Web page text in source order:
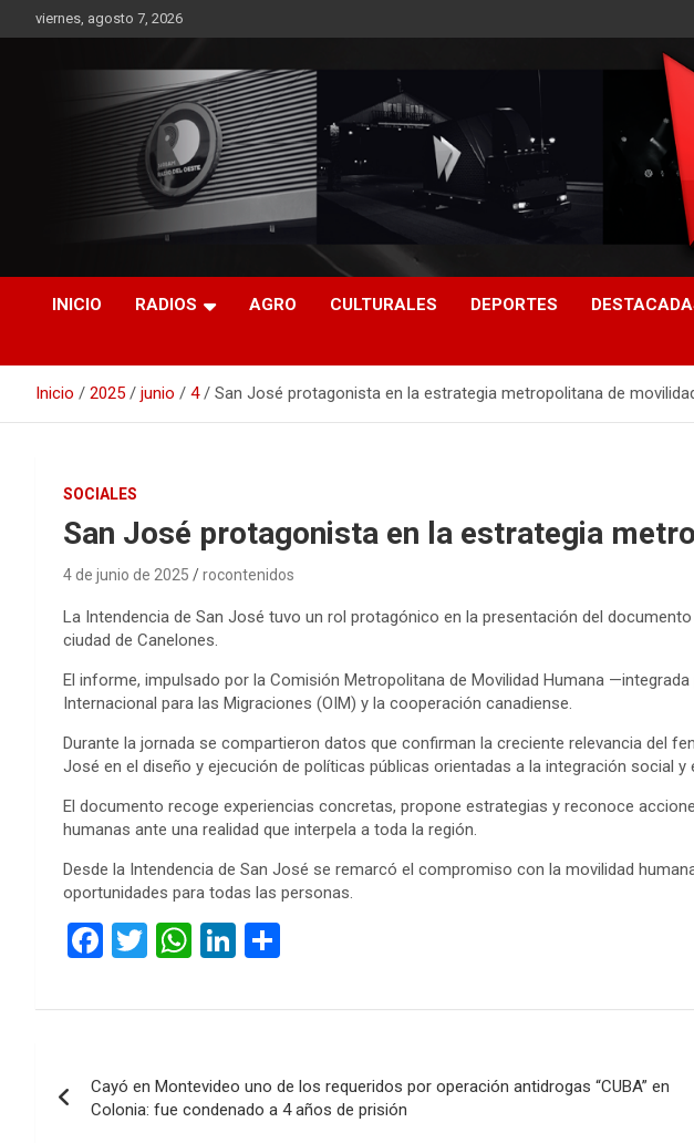
al
viernes, agosto 7, 2026
RO CONTENIDOS
INICIO RADIOS AGRO CULTURALES DEPORTES
Inicio 2025 junio 4 San José protagonista en la estrategia metropolitana de
SOCIALES
San José protagonista en la estrategia
4 de junio de 2025 rocontenidos
La Intendencia de San José tuvo un rol protagónico en la presentación del
ciudad de Canelones.
El informe, impulsado por la Comisión Metropolitana de Movilidad Humana
Internacional para las Migraciones (OIM) y la cooperación canadiense.
Durante la jornada se compartieron datos que confirman la creciente relevancia del
José en el diseño y ejecución de políticas públicas orientadas a la integración social
El documento recoge experiencias concretas, propone estrategias y reconoce
humanas ante una realidad que interpela a toda la región.
Desde la Intendencia de San José se remarcó el compromiso con la movilidad
oportunidades para todas las personas.
F
ce
o
o
T
tt
W
at
A
p
Li
ke
n
m
ar
tir
de
Cayó en Montevideo uno de los requeridos por operación antidrogas “CUBA” en
Colonia: fue condenado a 4 años de prisión